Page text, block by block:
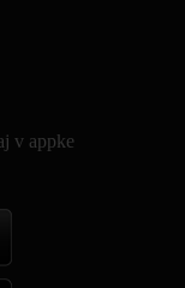
v appke